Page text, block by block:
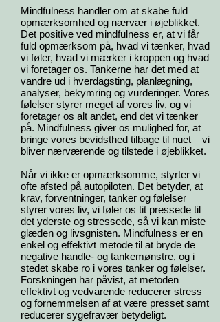
Mindfulness handler om at skabe fuld
opmærksomhed og nærvær i øjeblikket.
Det positive ved mindfulness er, at vi får
fuld opmærksom på, hvad vi tænker, hvad
vi føler, hvad vi mærker i kroppen og hvad
vi foretager os. Tankerne har det med at
vandre ud i hverdagsting, planlægning,
analyser, bekymring og vurderinger. Vores
følelser styrer meget af vores liv, og vi
foretager os alt andet, end det vi tænker
på. Mindfulness giver os mulighed for, at
bringe vores bevidsthed tilbage til nuet – vi
bliver nærværende og tilstede i øjeblikket.
Når vi ikke er opmærksomme, styrter vi
ofte afsted på autopiloten. Det betyder, at
krav, forventninger, tanker og følelser
styrer vores liv, vi føler os tit pressede til
det yderste og stressede, så vi kan miste
glæden og livsgnisten. Mindfulness er en
enkel og effektivt metode til at bryde de
negative handle- og tankemønstre, og i
stedet skabe ro i vores tanker og følelser.
Forskningen har påvist, at metoden
effektivt og vedvarende reducerer stress
og fornemmelsen af at være presset samt
reducerer sygefravær betydeligt.